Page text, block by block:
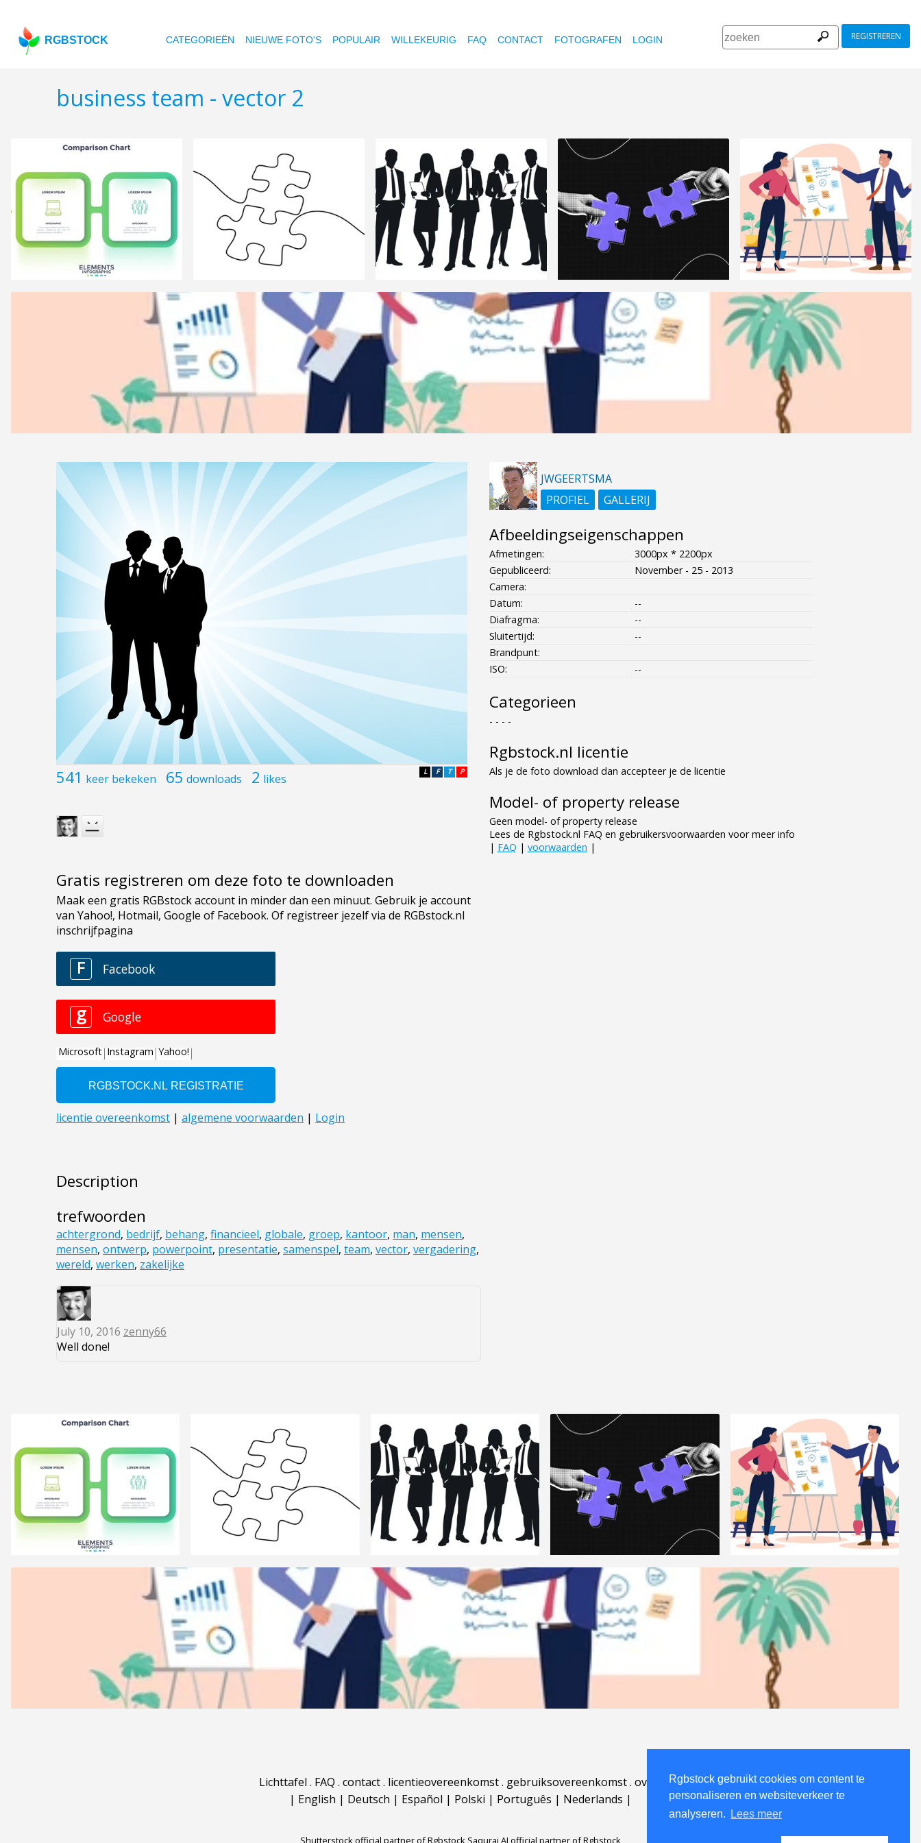
Rgbstock gebruikt cookies om content te
personaliseren en websiteverkeer te
analyseren.
Lees meer
RGBSTOCK CATEGORIEËN NIEUWE FOTO'S POPULAIR WILLEKEURIG FAQ CONTACT FOTOGRAFEN LOGIN REGISTREREN
business team - vector 2
541 keer bekeken 65 downloads 2 likes P
T
F
L
Gratis registreren om deze foto te downloaden
Description
trefwoorden
achtergrond, bedrijf, behang, financieel, globale, groep, kantoor, man, mensen,
mensen, ontwerp, powerpoint, presentatie, samenspel, team, vector, vergadering,
wereld, werken, zakelijke
July 10, 2016 zenny66
Well done!
JWGEERTSMA
PROFIEL
GALLERIJ
Afbeeldingseigenschappen
Afmetingen:
3000px * 2200px
Gepubliceerd:
November - 25 - 2013
Camera:
Datum:
--
Diafragma:
--
Sluitertijd:
--
Brandpunt:
ISO:
--
Categorieen
- - - -
Rgbstock.nl licentie
Als je de foto download dan accepteer je de licentie
Model- of property release
Geen model- of property release
Lees de Rgbstock.nl FAQ en gebruikersvoorwaarden voor meer info
| FAQ | voorwaarden |
Lichttafel . FAQ . contact. licentieovereenkomst. gebruiksovereenkomst. over
| English | Deutsch | Español | Polski | Português | Nederlands |
Shutterstock official partner of Rgbstock Saqurai AI official partner of Rgbstock